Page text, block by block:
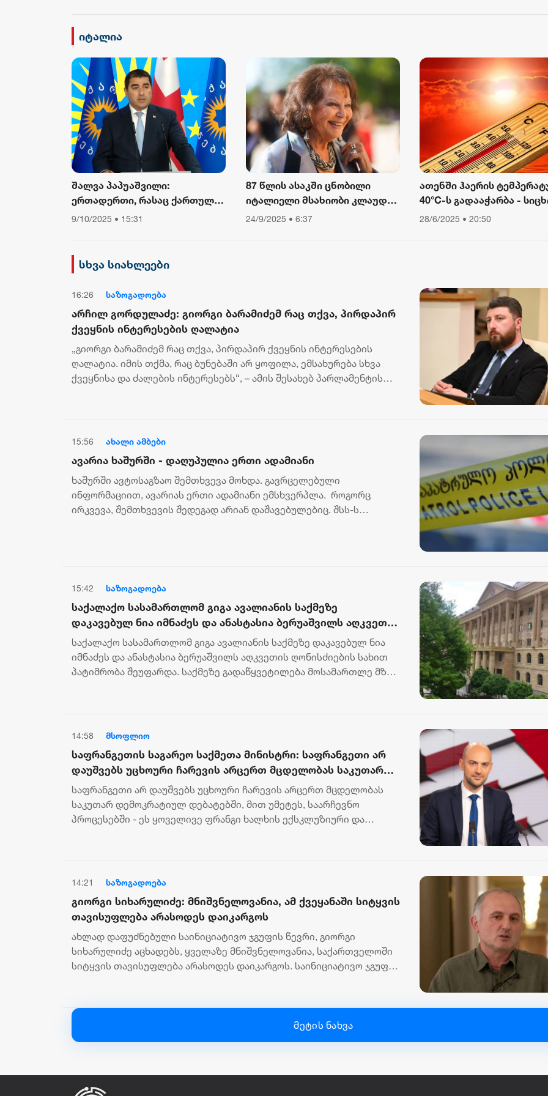
იტალია
შალვა პაპუაშვილი:
ერთადერთი, რასაც ქართული
საზოგადოება ევროკომისიის
დამხობის მიზნით
დაორგანიზებული შეკრების
მხარდაჭერის გამო
9/10/2025 • 15:31
87 წლის ასაკში ცნობილი
იტალიელი მსახიობი კლაუდია
კარდინალე გარდაიცვალა
24/9/2025 • 6:37
ათენში ჰაერის
40°C-ს გადააჭარბა -
გამო ღია ცის ქვეშ მუშაობა
28/6/2025 • 20:50
სხვა სიახლეები
16:26 საზოგადოება
არჩილ გორდულაძე: გიორგი ბარამიძემ რაც თქვა, პირდაპირ
ქვეყნის ინტერესების ღალატია
„გიორგი ბარამიძემ რაც თქვა, პირდაპირ ქვეყნის ინტერესების
ღალატია. იმის თქმა, რაც ბუნებაში არ ყოფილა, ემსახურება სხვა
ქვეყნისა და ძალების ინტერესებს“, – ამის შესახებ პარლამენტის
15:56 ახალი ამბები
ავარია ხაშურში - დაღუპულია ერთი ადამიანი
ხაშურში ავტოსაგზაო შემთხვევა მოხდა. გავრცელებული
ინფორმაციით, ავარიას ერთი ადამიანი ემსხვერპლა. როგორც
ირკვევა, შემთხვევის შედეგად არიან დაშავებულებიც. შსს-ს
15:42 საზოგადოება
საქალაქო სასამართლომ გიგა ავალიანის საქმეზე
დაკავებულ ნია იმნაძეს და ანასტასია ბერუაშვილს აღკვეთის
ღონისძიების სახით პატიმრობა შეუფარდა
საქალაქო სასამართლომ გიგა ავალიანის საქმეზე დაკავებულ ნია
იმნაძეს და ანასტასია ბერუაშვილს აღკვეთის ღონისძიების სახით
პატიმრობა შეუფარდა. საქმეზე გადაწყვეტილება მოსამართლე მზია
14:58 მსოფლიო
საფრანგეთის საგარეო საქმეთა მინისტრი: საფრანგეთი არ
დაუშვებს უცხოური ჩარევის არცერთ მცდელობას საკუთარ
დემოკრატიულ დებატებში, მით უმეტეს, საარჩევნო
პროცესებში - ეს ყოველივე ფრანგი ხალხის ექსკლუზიური და
ხელშეუხებელი უფლებაა
საფრანგეთი არ დაუშვებს უცხოური ჩარევის არცერთ მცდელობას
საკუთარ დემოკრატიულ დებატებში, მით უმეტეს, საარჩევნო
პროცესებში - ეს ყოველივე ფრანგი ხალხის ექსკლუზიური და
14:21 საზოგადოება
გიორგი სიხარულიძე: მნიშვნელოვანია, ამ ქვეყანაში სიტყვის
თავისუფლება არასოდეს დაიკარგოს
ახლად დაფუძნებული საინიციატივო ჯგუფის წევრი, გიორგი
სიხარულიძე აცხადებს, ყველაზე მნიშვნელოვანია, საქართველოში
სიტყვის თავისუფლება არასოდეს დაიკარგოს. საინიციატივო ჯგუფის
მეტის ნახვა